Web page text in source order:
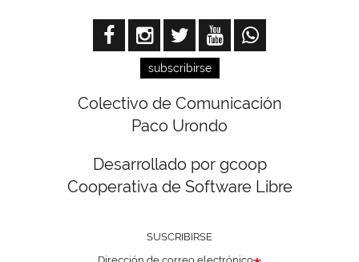
subscribirse
Colectivo de Comunicación
Paco Urondo
Desarrollado por gcoop
Cooperativa de Software Libre
SUSCRIBIRSE